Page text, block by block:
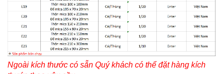
Ngoài kích thước có sẵn Quý khách có thể đặt hàng kích